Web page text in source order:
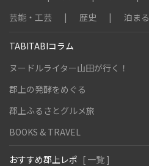
芸能・工芸
歴史 泊まる
TABITABIコラム
ヌードルライター山田が行く！
郡上の発酵をめぐる
郡上ふるさとグルメ旅
BOOKS & TRAVEL
おすすめ郡上レポ [ 一覧 ]